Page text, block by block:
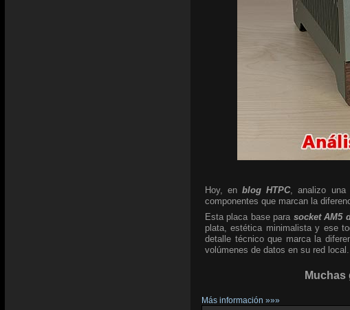
Hoy, enblog HTPC, analizo una
componentes que marcan la
Esta placa base para socket AM5
plata, estética minimalista y ese
detalle técnico que marca la
volúmenes de datos en su red local.
Muchas
Más información »»»